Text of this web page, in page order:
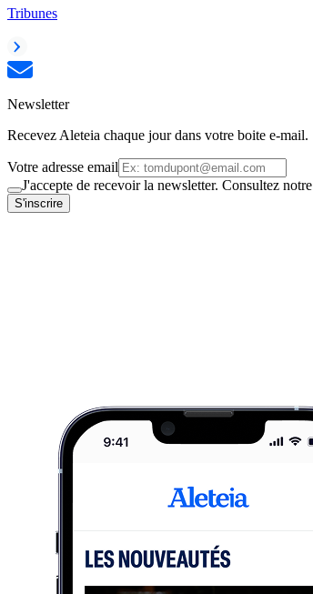
Tribunes
Newsletter
Recevez Aleteia chaque jour dans votre boite e-mail.
Votre adresse email
J'accepte de recevoir la newsletter. Consultez notre
S'inscrire